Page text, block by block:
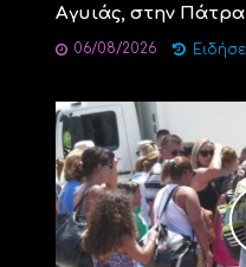
Αγυιάς, στην Πάτρα
06/08/2026